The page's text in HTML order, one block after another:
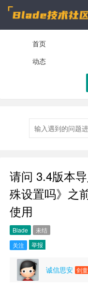
首页
动态
请问 3.4版本
殊设置吗》之
使用
Blade
未结
关注
举报
诚信思安 剑童